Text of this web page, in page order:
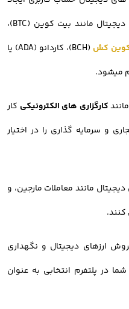
میکنید، امکان خرید و فروش ارزهای دیجیتال مانند بیت کوین (BTC)،
کش
(BCH)، کاردانو (ADA) یا
کارگزاری های الکترونیکی کار
و سرمایه گذاری را در اختیار
دیجیتال مانند معاملات مارجین، و
کنند.
ارزهای دیجیتال و نگهداری
در پلتفرم انتخابی به عنوان